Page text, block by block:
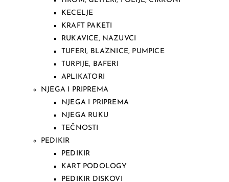
KECELJE
KRAFT PAKETI
RUKAVICE, NAZUVCI
TUFERI, BLAZNICE, PUMPICE
TURPIJE, BAFERI
APLIKATORI
NJEGA I PRIPREMA
NJEGA I PRIPREMA
NJEGA RUKU
TEČNOSTI
PEDIKIR
PEDIKIR
KART PODOLOGY
PEDIKIR DISKOVI